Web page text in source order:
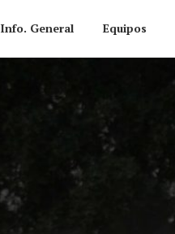
Info. General Equipos